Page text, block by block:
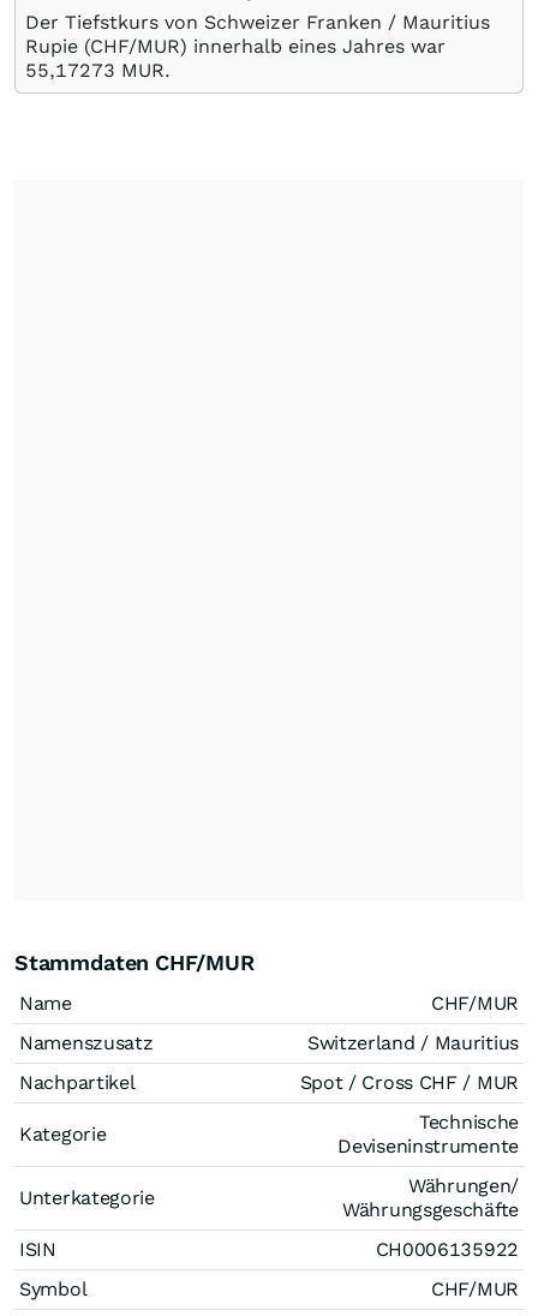
Der Tiefstkurs von Schweizer Franken / Mauritius
Rupie (CHF/MUR) innerhalb eines Jahres war
55,17273 MUR.
Stammdaten CHF/MUR
Name
CHF/MUR
Namenszusatz
Switzerland / Mauritius
Nachpartikel
Spot / Cross CHF / MUR
Kategorie
Technische
Deviseninstrumente
Unterkategorie
Währungen/
Währungsgeschäfte
ISIN
CH0006135922
Symbol
CHF/MUR